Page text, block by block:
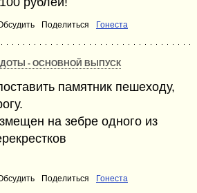
Поделиться Гонеста
- ОСНОВНОЙ ВЫПУСК
памятник пешеходу,
на зебре одного из
Поделиться Гонеста